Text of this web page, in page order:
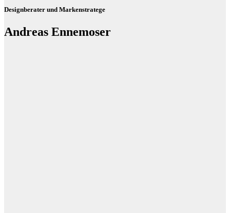
Designberater und Markenstratege
Andreas Ennemoser